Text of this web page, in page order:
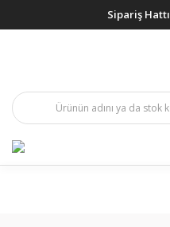
Sipariş Hattı